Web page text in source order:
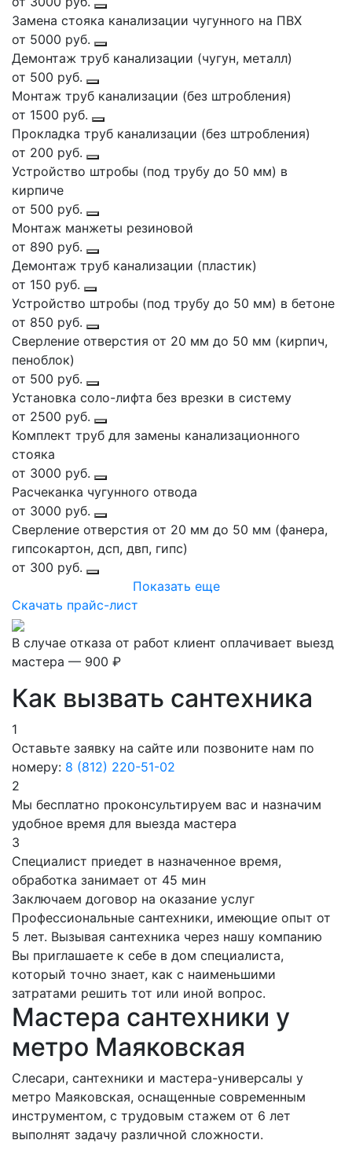
Замена стояка канализации чугунного на ПВХ
от 5000 руб.
Демонтаж труб канализации (чугун, металл)
от 500 руб.
Монтаж труб канализации (без штробления)
от 1500 руб.
Прокладка труб канализации (без штробления)
от 200 руб.
Устройство штробы (под трубу до 50 мм) в
кирпиче
от 500 руб.
Монтаж манжеты резиновой
от 890 руб.
Демонтаж труб канализации (пластик)
от 150 руб.
Устройство штробы (под трубу до 50 мм) в бетоне
от 850 руб.
Сверление отверстия от 20 мм до 50 мм (кирпич,
пеноблок)
от 500 руб.
Установка соло-лифта без врезки в систему
от 2500 руб.
Комплект труб для замены канализационного
стояка
от 3000 руб.
Расчеканка чугунного отвода
от 3000 руб.
Сверление отверстия от 20 мм до 50 мм (фанера,
гипсокартон, дсп, двп, гипс)
от 300 руб.
Показать еще
Скачать прайс-лист
В случае отказа от работ клиент оплачивает выезд
мастера — 900 ₽
Как вызвать сантехника
1
Оставьте заявку на сайте или позвоните нам по
номеру: 8 (812) 220-51-02
2
Мы бесплатно проконсультируем вас и назначим
удобное время для выезда мастера
3
Специалист приедет в назначенное время,
обработка занимает от 45 мин
Заключаем договор на оказание услуг
Профессиональные сантехники, имеющие опыт от
5 лет. Вызывая сантехника через нашу компанию
Вы приглашаете к себе в дом специалиста,
который точно знает, как с наименьшими
затратами решить тот или иной вопрос.
Мастера сантехники у
метро Маяковская
Слесари, сантехники и мастера-универсалы у
метро Маяковская, оснащенные современным
инструментом, с трудовым стажем от 6 лет
выполнят задачу различной сложности.